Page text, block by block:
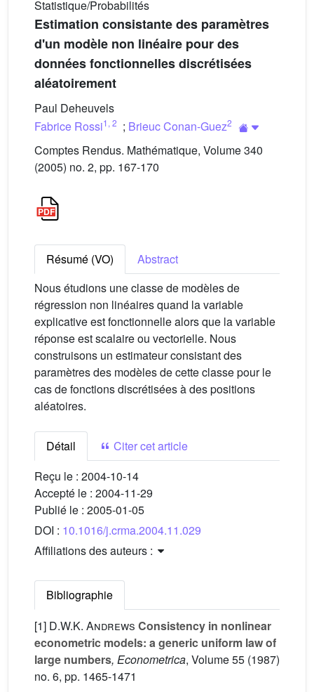
Statistique/Probabilités
Estimation consistante des paramètres
d'un modèle non linéaire pour des
données fonctionnelles discrétisées
aléatoirement
Paul Deheuvels
Fabrice Rossi1 , 2 ; Brieuc Conan-Guez2
Comptes Rendus. Mathématique, Volume 340
(2005) no. 2, pp. 167-170
Résumé (VO)
Abstract
Nous étudions une classe de modèles de
régression non linéaires quand la variable
explicative est fonctionnelle alors que la variable
réponse est scalaire ou vectorielle. Nous
construisons un estimateur consistant des
paramètres des modèles de cette classe pour le
cas de fonctions discrétisées à des positions
aléatoires.
Détail
Citer cet article
Reçu le : 2004-10-14
Accepté le : 2004-11-29
Publié le : 2005-01-05
DOI : 10.1016/j.crma.2004.11.029
Affiliations des auteurs :
Bibliographie
[1] D.W.K. Andrews Consistency in nonlinear
econometric models: a generic uniform law of
large numbers, Econometrica, Volume 55 (1987)
no. 6, pp. 1465-1471